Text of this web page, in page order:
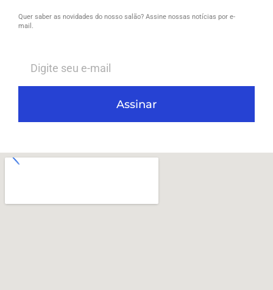
Quer saber as novidades do nosso salão? Assine nossas notícias por e-
mail.
Assinar